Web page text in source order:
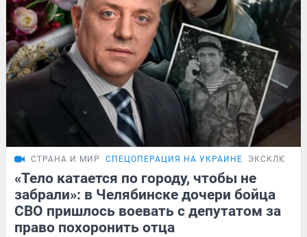
СТРАНА И МИР СПЕЦОПЕРАЦИЯ НА УКРАИНЕ ЭКСКЛЮЗИВ
«Тело катается по городу, чтобы не
забрали»: в Челябинске дочери бойца
СВО пришлось воевать с депутатом за
право похоронить отца